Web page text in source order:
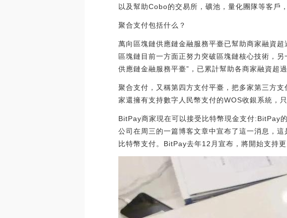
以及幫助Cobo的交易所，礦池，量化團隊等客
聚合支付包括什么？
萬向區塊鏈供應鏈金融服務平臺已幫助商家融資
區塊鏈目前一方面正努力突破區塊鏈核心技術，
供應鏈金融服務平臺”，已累計幫助各商家融資
聚合支付，又稱第四方支付平臺，把多家第三方
家還擁有支持數字人民幣支付的WOS收銀系統，
BitPay商家現在可以接受比特幣現金支付:BitPay
公司在周三的一篇博客文章中宣布了這一消息，
比特幣支付。BitPay去年12月宣布，將開始支持